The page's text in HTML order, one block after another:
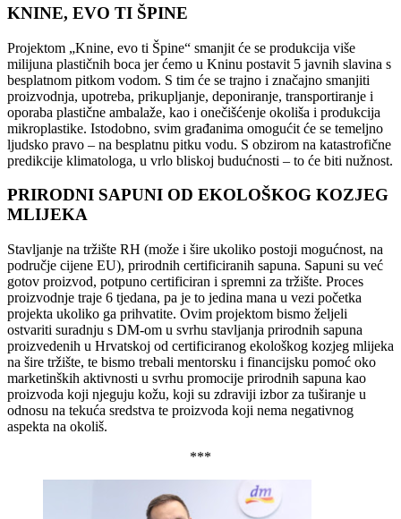
KNINE, EVO TI ŠPINE
Projektom „Knine, evo ti Špine“ smanjit će se produkcija više
milijuna plastičnih boca jer ćemo u Kninu postavit 5 javnih slavina s
besplatnom pitkom vodom. S tim će se trajno i značajno smanjiti
proizvodnja, upotreba, prikupljanje, deponiranje, transportiranje i
oporaba plastične ambalaže, kao i onečišćenje okoliša i produkcija
mikroplastike. Istodobno, svim građanima omogućit će se temeljno
ljudsko pravo – na besplatnu pitku vodu. S obzirom na katastrofične
predikcije klimatologa, u vrlo bliskoj budućnosti – to će biti nužnost.
PRIRODNI SAPUNI OD EKOLOŠKOG KOZJEG
MLIJEKA
Stavljanje na tržište RH (može i šire ukoliko postoji mogućnost, na
područje cijene EU), prirodnih certificiranih sapuna. Sapuni su već
gotov proizvod, potpuno certificiran i spremni za tržište. Proces
proizvodnje traje 6 tjedana, pa je to jedina mana u vezi početka
projekta ukoliko ga prihvatite. Ovim projektom bismo željeli
ostvariti suradnju s DM-om u svrhu stavljanja prirodnih sapuna
proizvedenih u Hrvatskoj od certificiranog ekološkog kozjeg mlijeka
na šire tržište, te bismo trebali mentorsku i financijsku pomoć oko
marketinških aktivnosti u svrhu promocije prirodnih sapuna kao
proizvoda koji njeguju kožu, koji su zdraviji izbor za tuširanje u
odnosu na tekuća sredstva te proizvoda koji nema negativnog
aspekta na okoliš.
***